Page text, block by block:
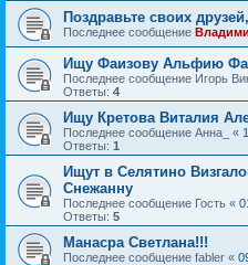
Поздравьте своих
Последнее сообщение
Ищу Фаизову Альфию
Последнее сообщение Игорь
Ответы: 4
Ищу Кретова Виталия
Последнее сообщение Анна_ «
Ответы: 1
Ищут в Селятино
Снежанну
Последнее сообщение Гость «
Ответы: 5
Манасра Светлана!!!
Последнее сообщение fabler «